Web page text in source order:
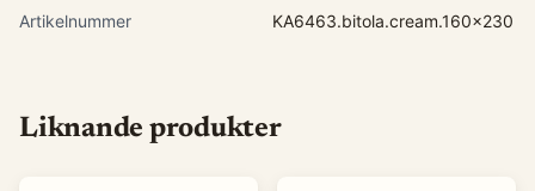
Artikelnummer
KA6463.bitola.cream.160x230
Liknande produkter